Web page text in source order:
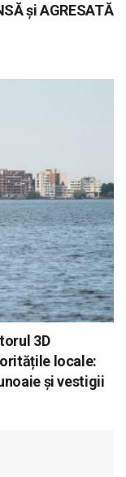
și AGRESATĂ
3D
locale:
și vestigii